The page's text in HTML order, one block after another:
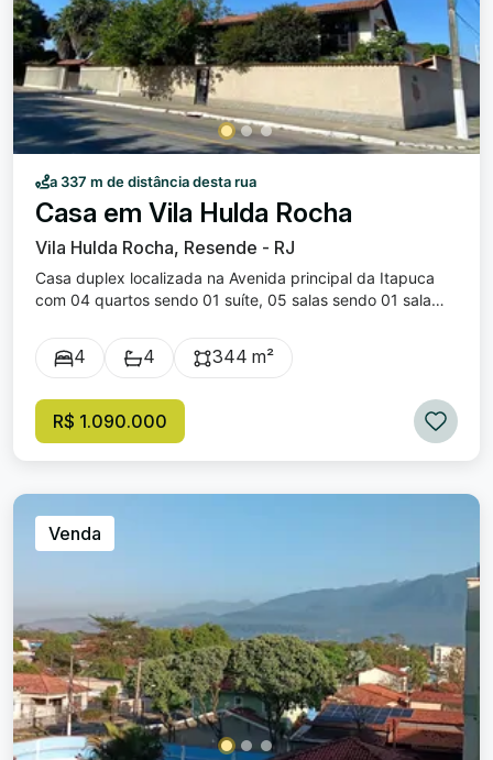
a 337 m de distância desta rua
Casa em Vila Hulda Rocha
Vila Hulda Rocha, Resende - RJ
Casa duplex localizada na Avenida principal da Itapuca
com 04 quartos sendo 01 suíte, 05 salas sendo 01 sala
banheiros, 03 sacadas, 02 varandas, 01 área de serviço,
cozinha ampla bem arejada com balcão em granito, copa,
área externa da casa, 01 piscina, 01 sauna seca elétrica e
04 vagas de garagem. A casa possui 02 entradas (frente
farmácias e comércios em geral, além de fácil acesso a
transporte público, facilitando a locomoção para outras
regiões da cidade, é ideal para clínicas e escolas.
4 4 344 m²
R$ 1.090.000
Venda